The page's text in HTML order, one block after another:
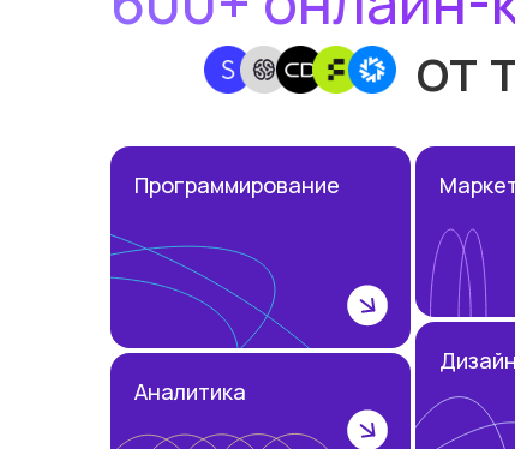
от
Программирование
Аналитика
Дизайн